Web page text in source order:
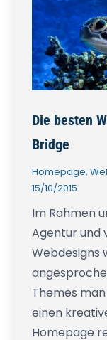
Die besten
Bridge
Homepage,
15/10/2015
Im Rahmen
Agentur und
Webdesigns
Themes
einen
Homepage